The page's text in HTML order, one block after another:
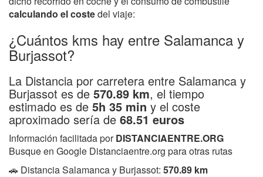
calculando el costedel viaje:
¿Cuántos kms hay entre Salamanca y
Burjassot?
La Distancia por carretera entre Salamanca y
Burjassot es de 570.89 km, el tiempo
estimado es de 5h 35 min y el coste
aproximado sería de 68.51 euros
Información facilitada porDISTANCIAENTRE.ORG
Busque en Google Distanciaentre.org para otras rutas
🚗 Distancia Salamanca y Burjassot: 570.89 km